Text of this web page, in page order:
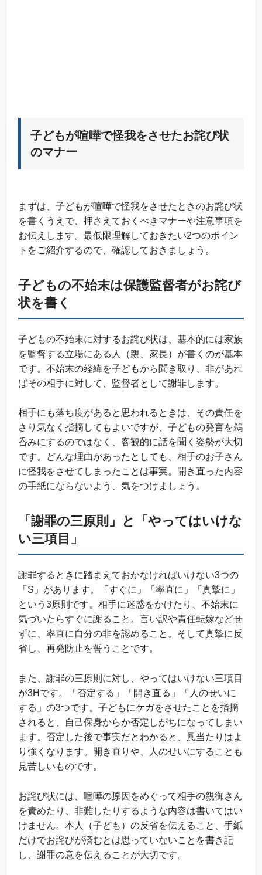
子どもが喧嘩で怪我をさせたお詫び状
のマナー
まずは、子どもが喧嘩で怪我をさせたときのお詫び状
を書くうえで、押さえておくべきマナーや注意事項を
お伝えします。最低限理解しておきたい2つのポイン
トをご紹介するので、確認しておきましょう。
子どもの不始末は保護監督者がお詫び
状を書く
子どもの不始末に対するお詫び状は、基本的には家族
を監督する立場にある人（親、家長）が書くのが基本
です。不始末の経緯を子どもから聞き取り、非があれ
ばその相手に対して、監督者として謝罪します。
相手にも落ち度があると思われるときは、その責任を
さり気なく指摘してもよいですが、子どもの発言を鵜
呑みにするのではなく、客観的に話を聞く姿勢が大切
です。どんな理由があったとしても、相手のお子さん
に怪我をさせてしまったことは事実。開き直った内容
の手紙にならないよう、気をつけましょう。
「謝罪の三原則」と「やってはいけな
い三項目」
謝罪するときに踏まえておかなければいけない3つの
「S」があります。「すぐに」「率直に」「真摯に」
という3原則です。相手に迷惑をかけたり、不始末に
気づいたらすぐに謝ること。言い訳や責任転嫁などせ
ずに、率直に自分の非を認めること。そして真摯に反
省し、再発防止を誓うことです。
また、謝罪の三原則に対し、やってはいけない三項目
が3Hです。「否定する」「開き直る」「人のせいに
する」の3つです。子どもにケガをさせたことを指摘
されると、自己保身からか否定しがちになってしまい
ます。否定した後で事実だとわかると、風当たりはよ
り強くなります。開き直りや、人のせいにすることも
見苦しいものです。
お詫び状には、喧嘩の原因をめぐって相手の親御さん
を責めたり、非難したりするような内容は書いてはい
けません。本人（子ども）の反省を伝えること、手紙
だけでお詫びが済むとは思っていないことを書き記
し、謝罪の意を伝えることが大切です。